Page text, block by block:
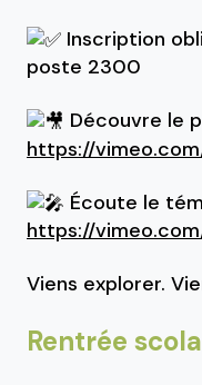
Inscription
poste 2300
Découvre le
https://
Écoute le
https://
Viens explorer.
Rentrée